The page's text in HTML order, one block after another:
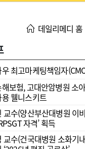
약제급여 심
데일리메디 홈
최고마케팅책임자
보험, 고대안암병원 소
웰니스키트
교수( 양산부산대병원 이
자격’ 획득
교수(건국대병원 소화기